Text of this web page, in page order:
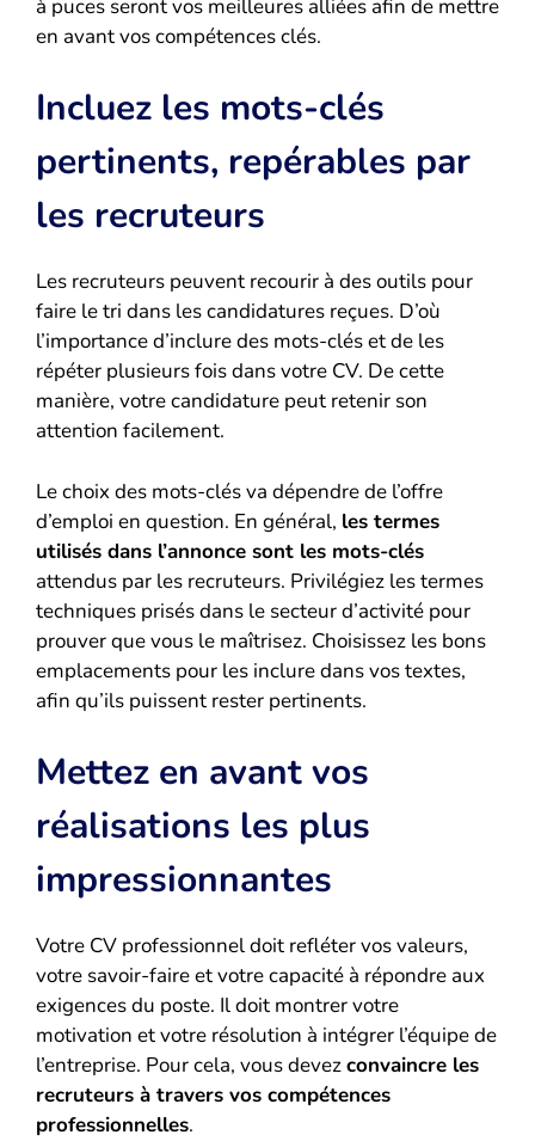
à puces seront vos meilleures alliées afin de mettre
en avant vos compétences clés.
Incluez les mots-clés
pertinents, repérables par
les recruteurs
Les recruteurs peuvent recourir à des outils pour
faire le tri dans les candidatures reçues. D’où
l’importance d’inclure des mots-clés et de les
répéter plusieurs fois dans votre CV. De cette
manière, votre candidature peut retenir son
attention facilement.
Le choix des mots-clés va dépendre de l’offre
d’emploi en question. En général, les termes
utilisés dans l’annonce sont les mots-clés
attendus par les recruteurs. Privilégiez les termes
techniques prisés dans le secteur d’activité pour
prouver que vous le maîtrisez. Choisissez les bons
emplacements pour les inclure dans vos textes,
afin qu’ils puissent rester pertinents.
Mettez en avant vos
réalisations les plus
impressionnantes
Votre CV professionnel doit refléter vos valeurs,
votre savoir-faire et votre capacité à répondre aux
exigences du poste. Il doit montrer votre
motivation et votre résolution à intégrer l’équipe de
l’entreprise. Pour cela, vous devezconvaincre les
recruteurs à travers vos compétences
professionnelles.